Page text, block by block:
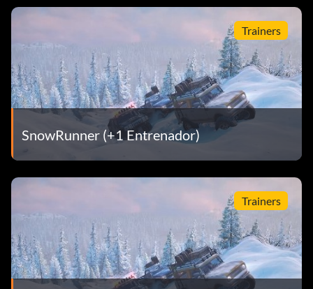
Trainers
SnowRunner (+1 Entrenador)
Trainers